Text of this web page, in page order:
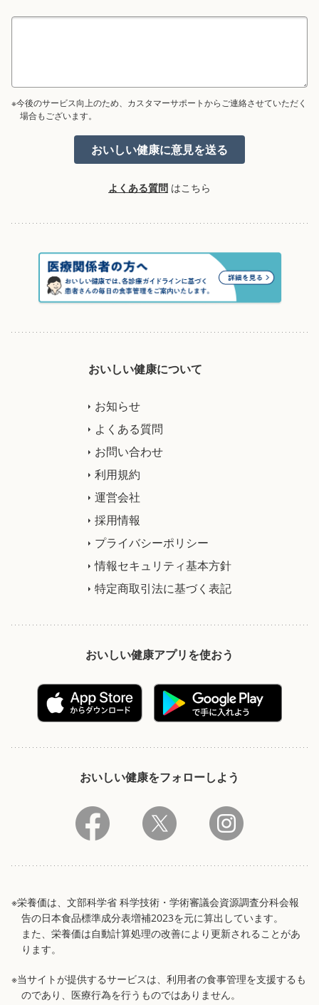
※今後のサービス向上のため、カスタマーサポートからご連絡させていただく
場合もございます。
よくある質問 はこちら
おいしい健康について
お知らせ
よくある質問
お問い合わせ
利用規約
運営会社
採用情報
プライバシーポリシー
情報セキュリティ基本方針
特定商取引法に基づく表記
おいしい健康アプリを使おう
おいしい健康をフォローしよう
※栄養価は、文部科学省 科学技術・学術審議会資源調査分科会報
告の日本食品標準成分表増補2023を元に算出しています。
また、栄養価は自動計算処理の改善により更新されることがあ
ります。
※当サイトが提供するサービスは、利用者の食事管理を支援するも
のであり、医療行為を行うものではありません。